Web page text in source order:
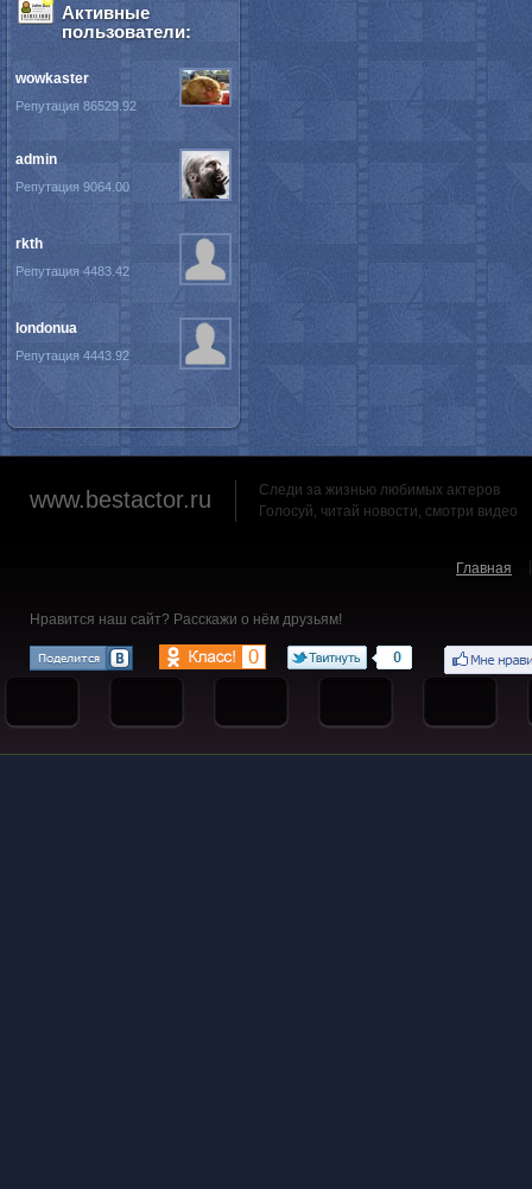
Активные
пользователи:
wowkaster
Репутация 86529.92
admin
Репутация 9064.00
rkth
Репутация 4483.42
londonua
Репутация 4443.92
www.bestactor.ru
Следи за жизнью любимых актеров
Голосуй, читай новости, смотри видео
Главная
Нравится наш сайт? Расскажи о нём друзьям!